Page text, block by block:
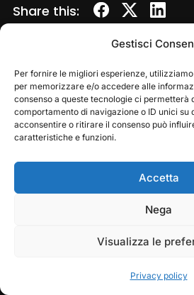
Gestisci
Per fornire le migliori esperienze,
per memorizzare e/o accedere alle
consenso a queste tecnologie ci permetterà
comportamento di navigazione o ID unici su
acconsentire o ritirare il consenso può
caratteristiche e funzioni.
Accetta
Nega
Visualizza le
Privacy policy
Share this:
Copyright © 2026 — Frasassi
Rights Reserved